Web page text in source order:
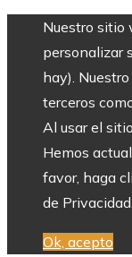
Nuestro sitio
personalizar
hay).
terceros
Al usar el
Hemos
favor, haga
de Privacidad.
Ok, acepto